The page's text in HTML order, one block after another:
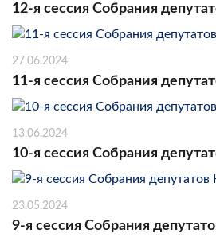
12-я сессия Собрания
27.06.2024
11-я сессия Собрания
13.06.2024
10-я сессия Собрания
23.05.2024
9-я сессия Собрания